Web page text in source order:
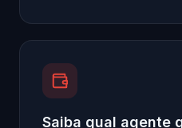
Saiba qual agente